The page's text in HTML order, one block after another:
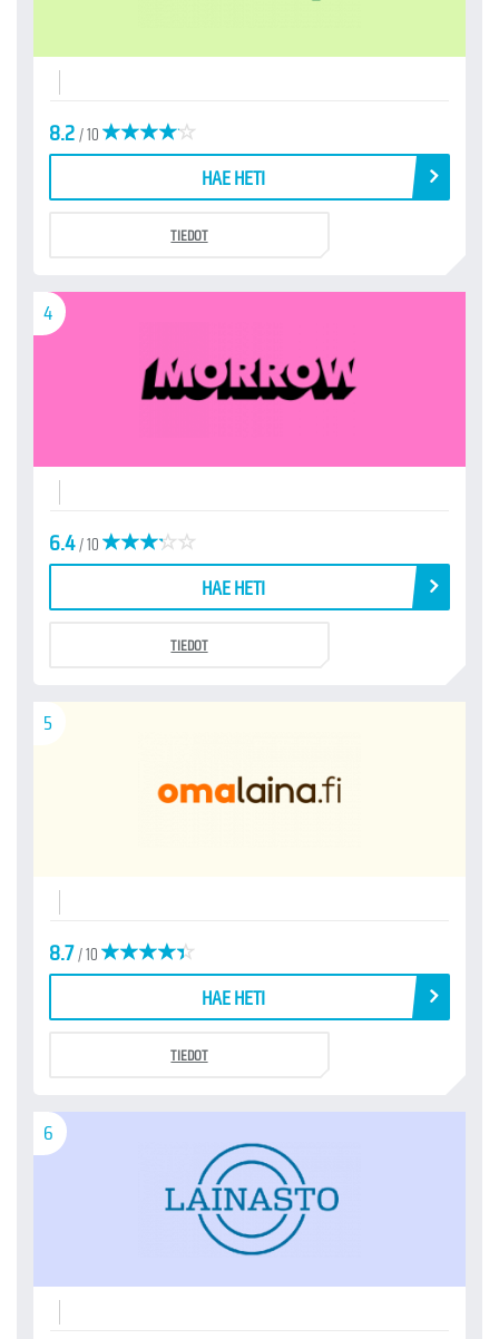
8.2/ 10
HAE HETI
TIEDOT
4
6.4/ 10
HAE HETI
TIEDOT
5
8.7/ 10
HAE HETI
TIEDOT
6